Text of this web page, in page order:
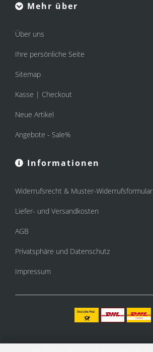
Mehr über
Über uns
Ihre persönliche Seite
Sitemap
Kasse | Checkout
Neue Artikel
Angebote - Sale%
Informationen
Widerrufsrecht & Muster-Widerrufsformular
Liefer- und Versandkosten
AGB
Privatsphäre und Datenschutz
Impressum